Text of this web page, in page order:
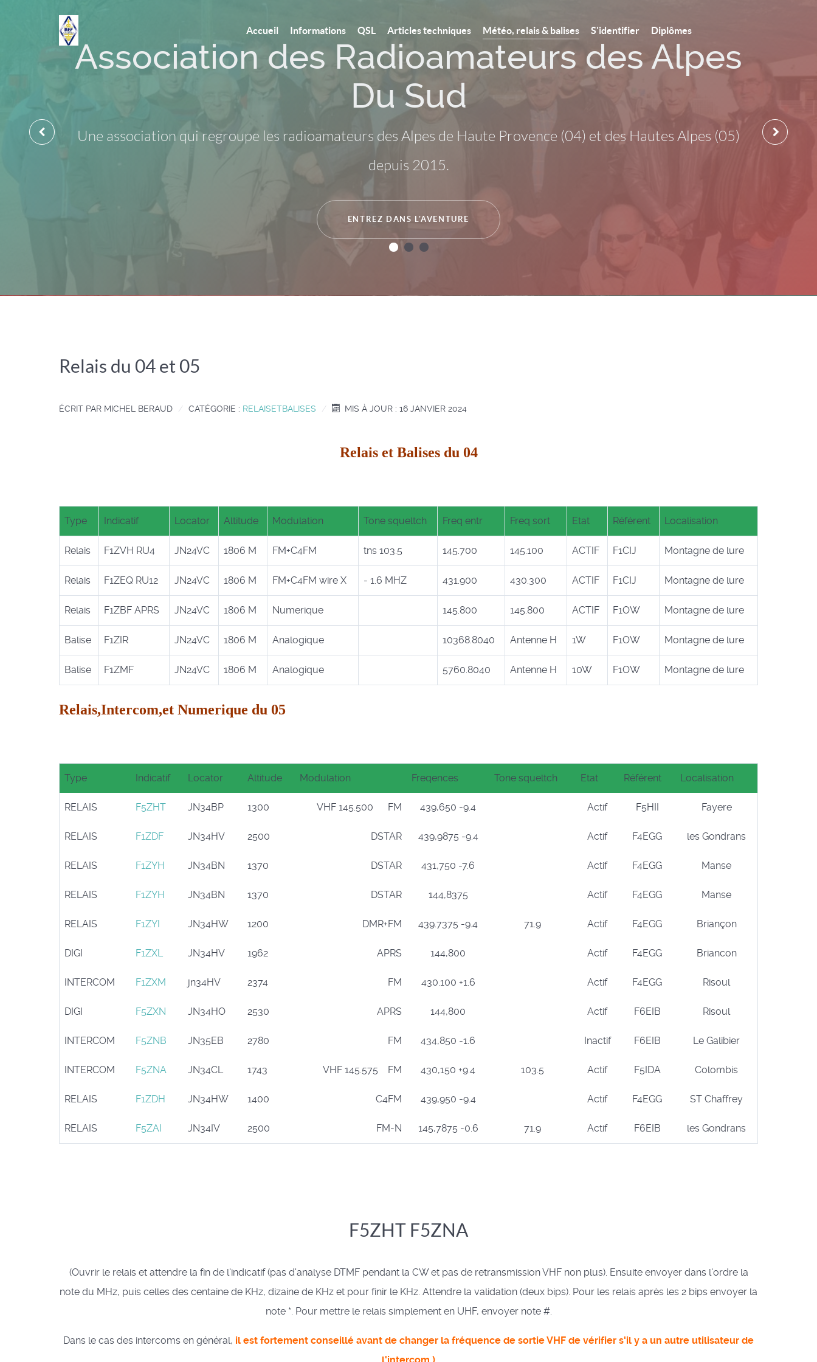
Accueil Informations QSL Articles techniques Météo, relais & balises S'identifier Diplômes
Association des Radioamateurs des Alpes
Du Sud
Une association qui regroupe les radioamateurs des Alpes de Haute Provence (04) et des Hautes Alpes (05)
depuis 2015.
ENTREZ DANS L'AVENTURE
Relais du 04 et 05
ÉCRIT PAR MICHEL BERAUD CATÉGORIE : RELAISETBALISES MIS À JOUR : 16 JANVIER 2024
Relais et Balises du 04
Type Indicatif Locator Altitude Modulation Tone squeltch Freq entr Freq sort Etat Référent Localisation
Relais F1ZVH RU4 JN24VC 1806 M FM+C4FM tns 103.5 145.700 145.100 ACTIF F1CIJ Montagne de lure
Relais F1ZEQ RU12 JN24VC 1806 M FM+C4FM wire X - 1.6 MHZ 431.900 430.300 ACTIF F1CIJ Montagne de lure
Relais F1ZBF APRS JN24VC 1806 M Numerique 145.800 145.800 ACTIF F1OW Montagne de lure
Balise F1ZIR JN24VC 1806 M Analogique 10368.8040 Antenne H 1W F1OW Montagne de lure
Balise F1ZMF JN24VC 1806 M Analogique 5760.8040 Antenne H 10W F1OW Montagne de lure
Relais,Intercom,et Numerique du 05
Type Indicatif Locator Altitude Modulation Freqences Tone squeltch Etat Référent Localisation
RELAIS F5ZHT JN34BP 1300 VHF 145.500 FM 439,650 -9.4 Actif F5HII Fayere
RELAIS F1ZDF JN34HV 2500 DSTAR 439,9875 -9.4 Actif F4EGG les Gondrans
RELAIS F1ZYH JN34BN 1370 DSTAR 431,750 -7.6 Actif F4EGG Manse
RELAIS F1ZYH JN34BN 1370 DSTAR 144,8375 Actif F4EGG Manse
RELAIS F1ZYI JN34HW 1200 DMR+FM 439.7375 -9.4 71.9 Actif F4EGG Briançon
DIGI F1ZXL JN34HV 1962 APRS 144,800 Actif F4EGG Briancon
INTERCOM F1ZXM jn34HV 2374 FM 430.100 +1.6 Actif F4EGG Risoul
DIGI F5ZXN JN34HO 2530 APRS 144,800 Actif F6EIB Risoul
INTERCOM F5ZNB JN35EB 2780 FM 434,850 -1.6 Inactif F6EIB Le Galibier
INTERCOM F5ZNA JN34CL 1743 VHF 145.575 FM 430,150 +9.4 103.5 Actif F5IDA Colombis
RELAIS F1ZDH JN34HW 1400 C4FM 439,950 -9.4 Actif F4EGG ST Chaffrey
RELAIS F5ZAI JN34IV 2500 FM-N 145,7875 -0.6 71.9 Actif F6EIB les Gondrans
F5ZHT F5ZNA
(Ouvrir le relais et attendre la fin de l'indicatif (pas d'analyse DTMF pendant la CW et pas de retransmission VHF non plus). Ensuite envoyer dans l'ordre la
note du MHz, puis celles des centaine de KHz, dizaine de KHz et pour finir le KHz. Attendre la validation (deux bips). Pour les relais après les 2 bips envoyer la
note *. Pour mettre le relais simplement en UHF, envoyer note #.
Dans le cas des intercoms en général, il est fortement conseillé avant de changer la fréquence de sortie VHF de vérifier s'il y a un autre utilisateur de
l'intercom )